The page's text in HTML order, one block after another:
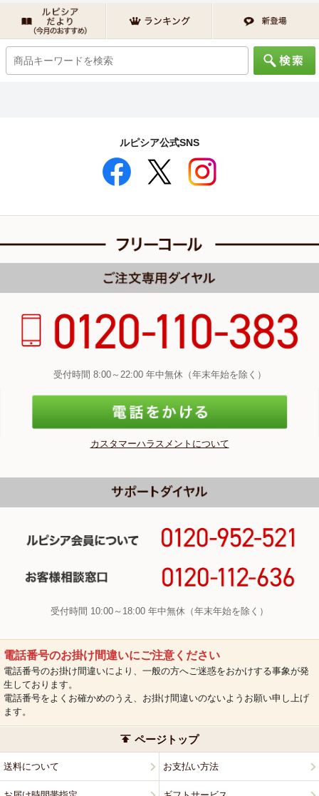
ルピシア公式SNS
受付時間 8:00～22:00 年中無休（年末年始を除く）
カスタマーハラスメントについて
受付時間 10:00～18:00 年中無休（年末年始を除く）
電話番号のお掛け間違いにご注意ください
電話番号のお掛け間違いにより、一般の方へご迷惑をおかけする事象が発
生しております。
電話番号をよくお確かめのうえ、お掛け間違いのないようお願い申し上げ
ます。
ページトップ
送料について お支払い方法